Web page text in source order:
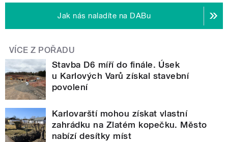
Jak nás naladíte na DABu
VÍCE Z POŘADU
Stavba D6 míří do finále. Úsek
u Karlových Varů získal stavební
povolení
Karlovarští mohou získat vlastní
zahrádku na Zlatém kopečku. Město
nabízí desítky míst